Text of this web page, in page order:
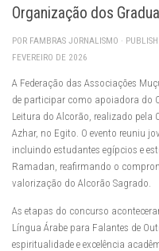
Organização dos
POR FAMBRAS JORNALISMO ·
FEVEREIRO DE 2026
A Federação das Associações
de participar como apoiadora do
Leitura do Alcorão, realizado pela
Azhar, no Egito. O evento reuniu
incluindo estudantes egípcios e
Ramadan, reafirmando o
valorização do Alcorão Sagrado.
As etapas do concurso
Língua Árabe para Falantes de
espiritualidade e excelência